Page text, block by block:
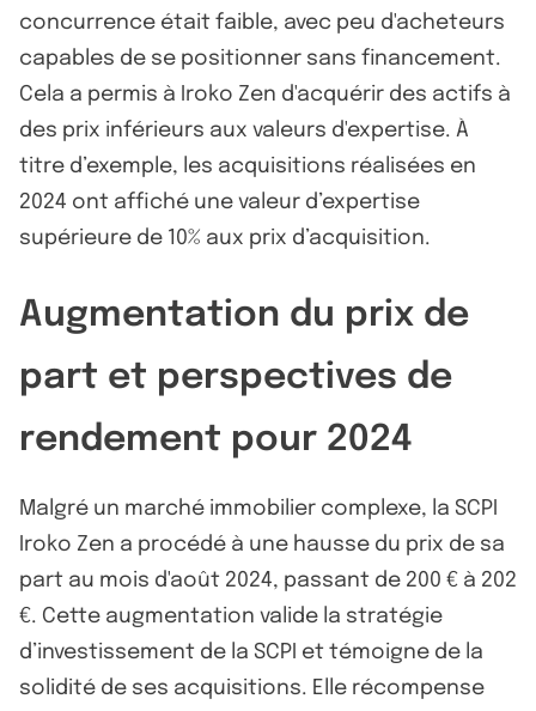
concurrence était faible, avec peu d'acheteurs
capables de se positionner sans financement.
Cela a permis à Iroko Zen d'acquérir des actifs à
des prix inférieurs aux valeurs d'expertise. À
titre d’exemple, les acquisitions réalisées en
2024 ont affiché une valeur d’expertise
supérieure de 10% aux prix d’acquisition.
Augmentation du prix de
part et perspectives de
rendement pour 2024
Malgré un marché immobilier complexe, la SCPI
Iroko Zen a procédé à une hausse du prix de sa
part au mois d'août 2024, passant de 200 € à 202
€. Cette augmentation valide la stratégie
d’investissement de la SCPI et témoigne de la
solidité de ses acquisitions. Elle récompense